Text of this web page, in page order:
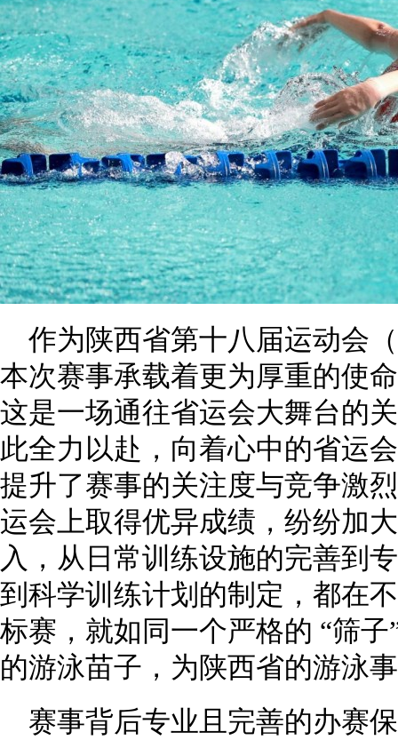
作为陕西省第十八届运动会
本次赛事承载着更为厚重的使
这是一场通往省运会大舞台的
此全力以赴，向着心中的省运
提升了赛事的关注度与竞争激
运会上取得优异成绩，纷纷加
入，从日常训练设施的完善到
到科学训练计划的制定，都在
标赛，就如同一个严格的 “筛
的游泳苗子，为陕西省的游泳
赛事背后专业且完善的办赛